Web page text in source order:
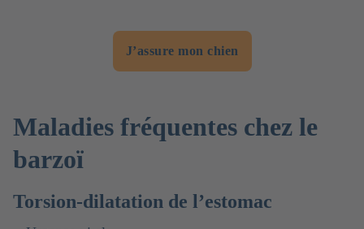
J’assure mon chien
Maladies fréquentes chez le
barzoï
Torsion-dilatation de l’estomac